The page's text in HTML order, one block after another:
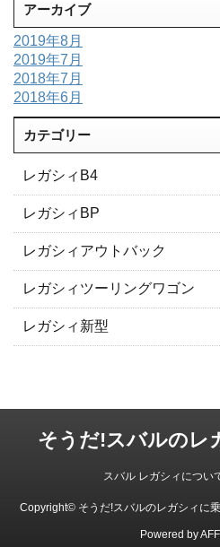
アーカイブ
2019年8月
2019年7月
2018年7月
2018年6月
カテゴリー
レガシィB4
レガシィBP
レガシィアウトバック
レガシィツーリングワゴン
レガシィ新型
そうだ!スバルのレ
スバル レガシィについ
Copyright© そうだ!スバルのレガシィに
Powered by